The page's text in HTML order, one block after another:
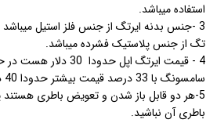
استفاده میباشد.
3 -جنس بدنه ایرتگ از جنس فلز استیل
تگ از جنس پلاستیک فشرده میباشد.
4 - قیمت ایرتگ اپل
سامسونگ با 33 درصد قیمت بیشتر حدودا 40 دلار به فروش میرسد.
5-هر دو قابل باز شدن و تعویض باطری
باطری آن نباشید.